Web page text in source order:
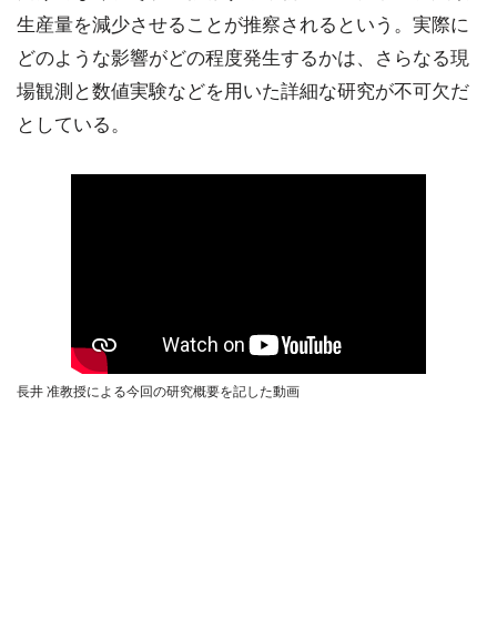
生産量を減少させることが推察されるという。実際に
どのような影響がどの程度発生するかは、さらなる現
場観測と数値実験などを用いた詳細な研究が不可欠だ
としている。
長井 准教授による今回の研究概要を記した動画